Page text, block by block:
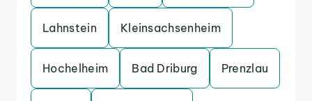
Lahnstein Kleinsachsenheim
Hochelheim Bad Driburg Prenzlau